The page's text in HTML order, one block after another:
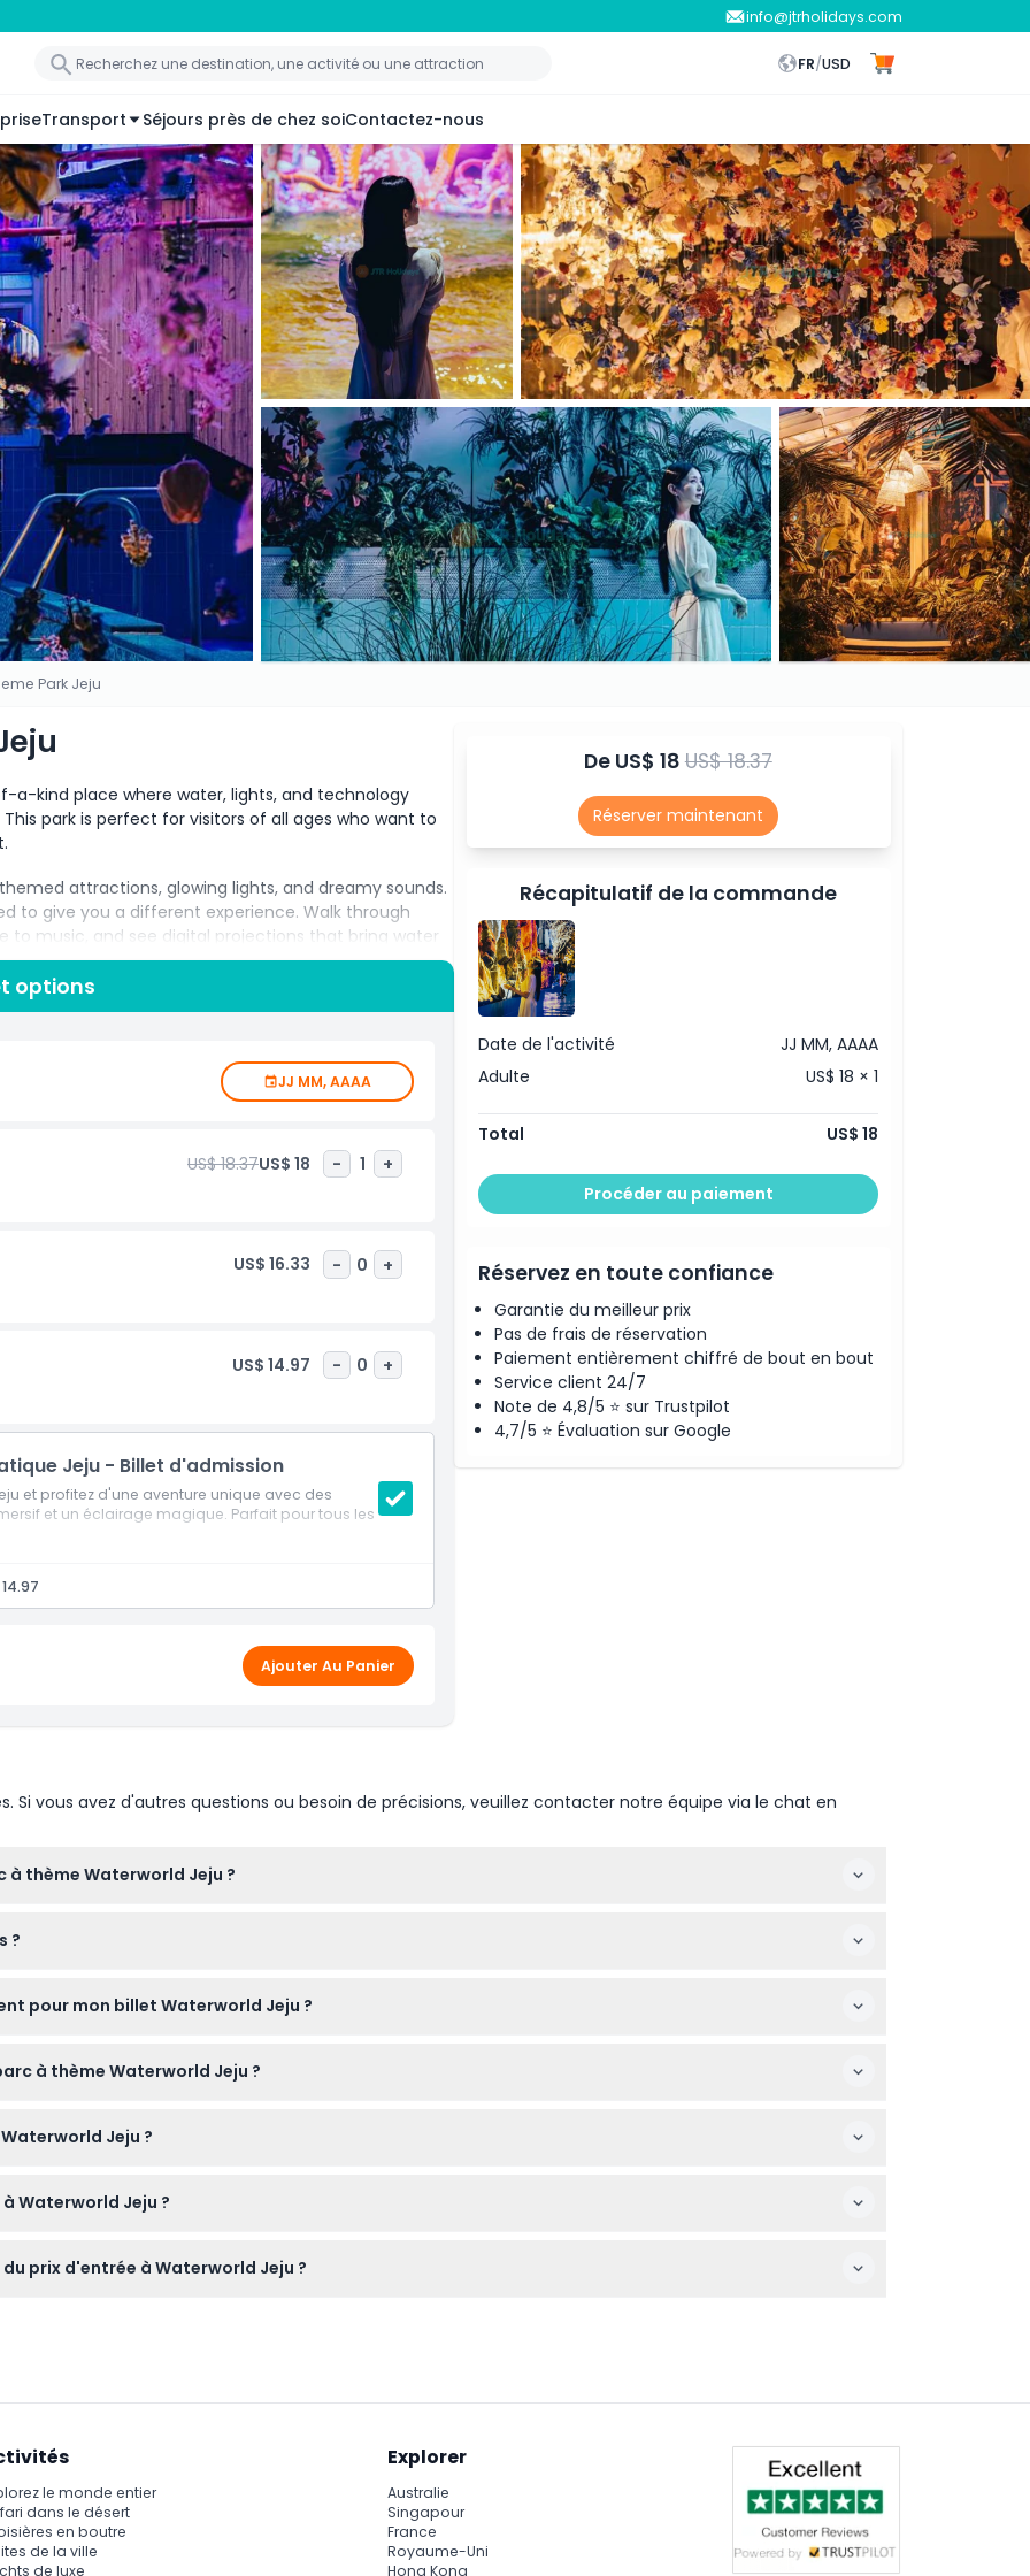
info@jtrholidays.com
FR/USD
Transport Séjours près de chez soiContactez-nous
Park Jeju
a-kind place where water, lights, and technology
park is perfect for visitors of all ages who want to
attractions, glowing lights, and dreamy sounds.
to give you a different experience. Walk through
to music, and see digital projections that bring water
exciting to see and explore.
play zones, where kids can splash and have fun in a
to relax or experience something new, this park is
step into a world of wonder and imagination!
options
JJ MM, AAAA
US$ 18.37US$ 18 - 1 +
US$ 16.33 - 0 +
US$ 14.97 - 0 +
Jeju - Billet d'admission
et profitez d'une aventure unique avec des
et un éclairage magique. Parfait pour tous les
Ajouter Au Panier
De US$ 18US$ 18.37
Réserver maintenant
Récapitulatif de la commande
Date de l'activité
JJ MM, AAAA
Adulte
US$ 18 × 1
Total US$ 18
Procéder au paiement
Réservez en toute confiance
Garantie du meilleur prix
Pas de frais de réservation
Paiement entièrement chiffré de bout en bout
Service client 24/7
Note de 4,8/5 ⭐ sur Trustpilot
4,7/5 ⭐ Évaluation sur Google
Si vous avez d'autres questions ou besoin de précisions, veuillez contacter notre équipe via le chat en
à thème Waterworld Jeju ?
?
pour mon billet Waterworld Jeju ?
à thème Waterworld Jeju ?
votre téléphone.
Jeju ?
Waterworld Jeju ?
magique.
prix d'entrée à Waterworld Jeju ?
le monde entier
dans le désert
en boutre
de la ville
de luxe
Explorer
Australie
Singapour
France
Royaume-Uni
Hong Kong